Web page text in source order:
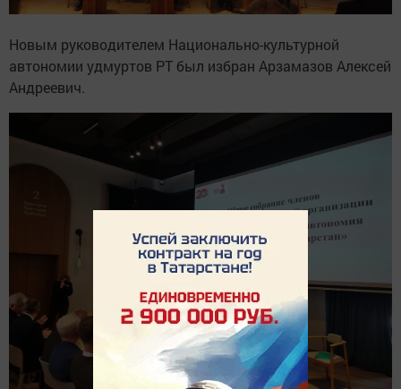
Новым руководителем Национально-культурной
автономии удмуртов РТ был избран Арзамазов Алексей
Андреевич.